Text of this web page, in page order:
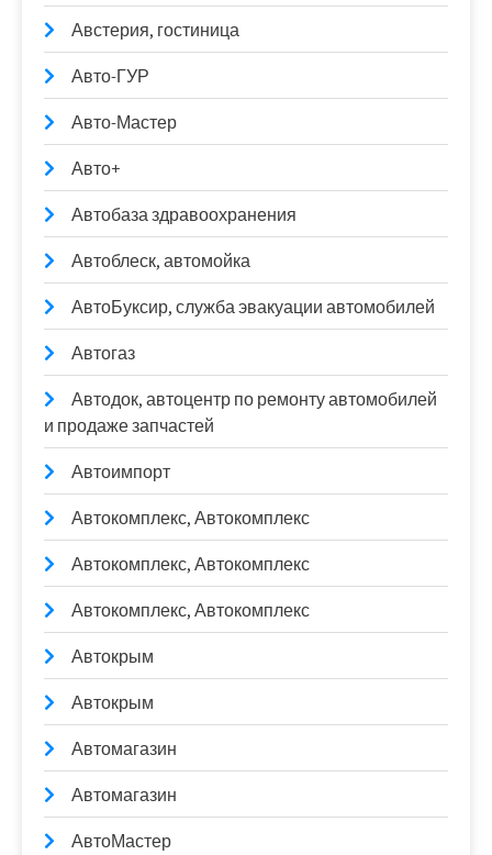
Австерия, гостиница
Авто-ГУР
Авто-Мастер
Авто+
Автобаза здравоохранения
Автоблеск, автомойка
АвтоБуксир, служба эвакуации автомобилей
Автогаз
Автодок, автоцентр по ремонту автомобилей
и продаже запчастей
Автоимпорт
Автокомплекс, Автокомплекс
Автокомплекс, Автокомплекс
Автокомплекс, Автокомплекс
Автокрым
Автокрым
Автомагазин
Автомагазин
АвтоМастер